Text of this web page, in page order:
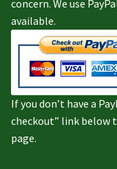
concern. We use
available.
If you don’t have a
checkout” link below
page.